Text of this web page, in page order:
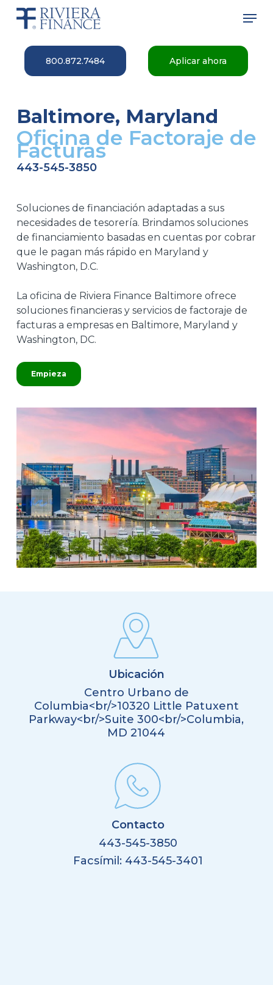
Skip
content
800.872.7484 Aplicar ahora
Baltimore, Maryland
Oficina de Factoraje de
Facturas
443-545-3850
Soluciones de financiación adaptadas a sus
necesidades de tesorería. Brindamos soluciones
de financiamiento basadas en cuentas por cobrar
que le pagan más rápido en Maryland y
Washington, D.C.
La oficina de Riviera Finance Baltimore ofrece
soluciones financieras y servicios de factoraje de
facturas a empresas en Baltimore, Maryland y
Washington, DC.
Empieza
Ubicación
Centro Urbano de
Columbia<br/>10320 Little Patuxent
Parkway<br/>Suite 300<br/>Columbia,
MD 21044
Contacto
443-545-3850
Facsímil: 443-545-3401
Menu